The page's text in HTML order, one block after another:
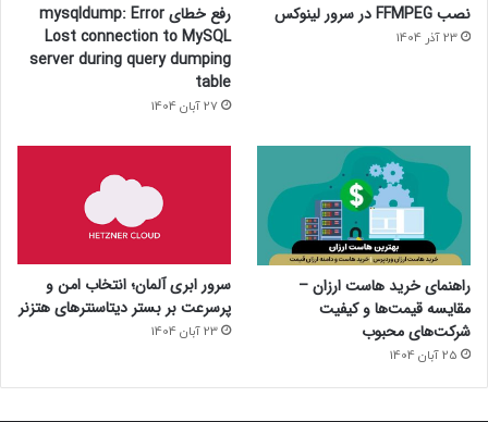
نصب FFMPEG در سرور لینوکس
23 آذر 1404
رفع خطای mysqldump: Error
Lost connection to MySQL
server during query dumping
table
27 آبان 1404
راهنمای خرید هاست ارزان –
مقایسه قیمت‌ها و کیفیت
شرکت‌های محبوب
25 آبان 1404
سرور ابری آلمان؛ انتخاب امن و
پرسرعت بر بستر دیتاسنترهای هتزنر
23 آبان 1404